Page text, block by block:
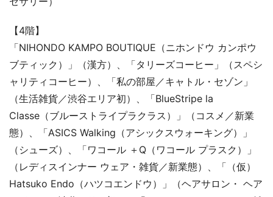
【4階】
「NIHONDO KAMPO BOUTIQUE（ニホンドウ カンポウ
ブティック）」（漢方）、「タリーズコーヒー」（スペシ
ャリティコーヒー）、「私の部屋／キャトル・セゾン」
（生活雑貨／渋谷エリア初）、「BlueStripe la
Classe（ブルーストライプラクラス）」（コスメ／新業
態）、「ASICS Walking（アシックスウォーキング）」
（シューズ）、「ワコール ＋Q（ワコール プラスク）」
（レディスインナー ウェア・雑貨／新業態）、「（仮）
Hatsuko Endo（ハツコエンドウ）」（ヘアサロン・ ヘア